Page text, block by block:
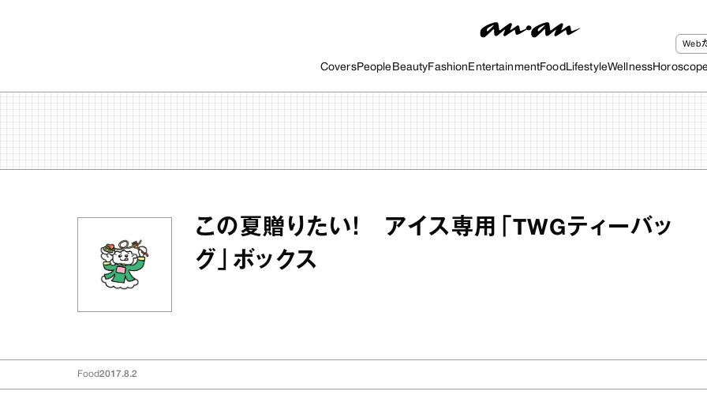
CoversPeople BeautyFashion EntertainmentFood LifestyleWellness
Web
この夏贈りたい！ アイス専用「TWGティーバッ
グ」ボックス
Food2017.8.2